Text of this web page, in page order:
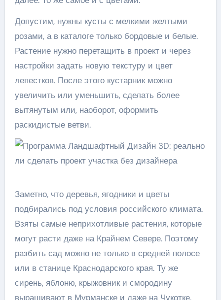
Допустим, нужны кусты с мелкими желтыми
розами, а в каталоге только бордовые и белые.
Растение нужно перетащить в проект и через
настройки задать новую текстуру и цвет
лепестков. После этого кустарник можно
увеличить или уменьшить, сделать более
вытянутым или, наоборот, оформить
раскидистые ветви.
Заметно, что деревья, ягодники и цветы
подбирались под условия российского климата.
Взяты самые неприхотливые растения, которые
могут расти даже на Крайнем Севере. Поэтому
разбить сад можно не только в средней полосе
или в станице Краснодарского края. Ту же
сирень, яблоню, крыжовник и смородину
выращивают в Мурманске и даже на Чукотке.